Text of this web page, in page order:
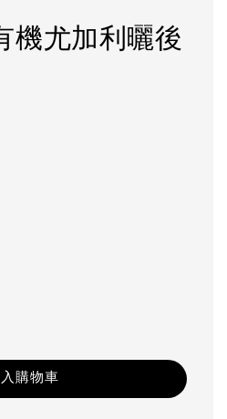
尤加利曬後
購物車